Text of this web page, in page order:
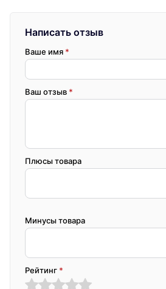
Написать отзыв
Ваше имя *
Ваш отзыв *
Плюсы товара
Минусы товара
Рейтинг *